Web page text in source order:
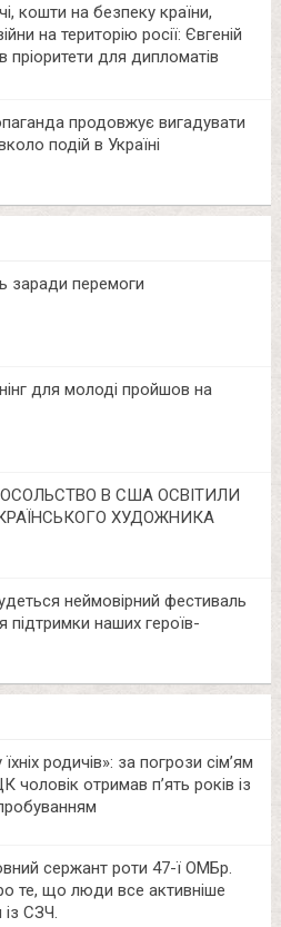
кошти на безпеку країни,
на територію росії: Євгеній
пріоритети для дипломатів
продовжує вигадувати
подій в Україні
заради перемоги
для молоді пройшов на
В США ОСВІТИЛИ
ХУДОЖНИКА
неймовірний фестиваль
підтримки наших героїв-
родичів»: за погрози сім’ям
чоловік отримав п’ять років із
сержант роти 47-ї ОМБр.
те, що люди все активніше
СЗЧ.